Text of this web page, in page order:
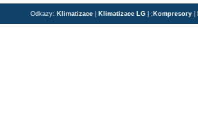
Odkazy: Klimatizace Klimatizace LG | ; Kompresory